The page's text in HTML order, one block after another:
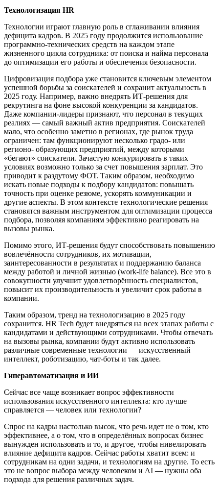
Технологизация HR
Технологии играют главную роль в сглаживании влияния
дефицита кадров. В 2025 году продолжится использование
программно-технических средств на каждом этапе
жизненного цикла сотрудника: от поиска и найма персонала
до оптимизации его работы и обеспечения безопасности.
Цифровизация подбора уже становится ключевым элементом
успешной борьбы за соискателей и сохранит актуальность в
2025 году. Например, важно внедрять ИТ-решения для
рекрутинга на фоне высокой конкуренции за кандидатов.
Даже компании-лидеры признают, что персонал в текущих
реалиях — самый важный актив предприятия. Соискателей
мало, что особенно заметно в регионах, где рынок труда
ограничен: там функционируют несколько градо- или
регионо- образующих предприятий, между которыми
«бегают» соискатели. Зачастую конкурировать в таких
условиях возможно только за счет повышения зарплат. Это
приводит к раздутому ФОТ. Таким образом, необходимо
искать новые подходы к подбору кандидатов: повышать
точность при оценке резюме, ускорять коммуникации и
другие аспекты. В этом контексте технологические решения
становятся важным инструментом для оптимизации процесса
подбора, позволяя компаниям эффективно реагировать на
вызовы рынка.
Помимо этого, ИТ-решения будут способствовать повышению
вовлечённости сотрудников, их мотивации,
заинтересованности в результатах и поддержанию баланса
между работой и личной жизнью (work-life balance). Все это в
совокупности улучшит удовлетворённость специалистов,
повысит их производительность и увеличит срок работы в
компании.
Таким образом, тренд на технологизацию в 2025 году
сохранится. HR Tech будет внедряться на всех этапах работы с
кандидатами и действующими сотрудниками. Чтобы отвечать
на вызовы рынка, компании будут активно использовать
различные современные технологии — искусственный
интеллект, роботизацию, чат-боты и так далее.
Гиперавтоматизация и ИИ
Сейчас все чаще возникает вопрос эффективности
использования искусственного интеллекта: кто лучше
справляется — человек или технологии?
Спрос на кадры настолько высок, что речь идет не о том, кто
эффективнее, а о том, что в определённых вопросах бизнес
вынужден использовать и то, и другое, чтобы нивелировать
влияние дефицита кадров. Сейчас работы хватит всем: и
сотрудникам на одни задачи, и технологиям на другие. То есть
это не вопрос выбора между человеком и AI — нужны оба
подхода для решения различных задач.